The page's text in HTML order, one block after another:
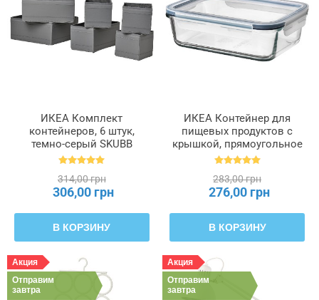
ИКЕА Комплект
контейнеров, 6 штук,
темно-серый SKUBB
СКУББ, 403.999.98
314,00 грн
306,00 грн
В КОРЗИНУ
ИКЕА Контейнер для
пищевых продуктов с
крышкой, прямоугольное
стекло, пластик, 1, 0 л
283,00 грн
276,00 грн
В КОРЗИНУ
Акция
Отправим
завтра
Акция
Отправим
завтра